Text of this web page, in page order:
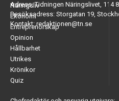
Adress: Tidningen Näringslivet, 114
Besöksadress: Storgatan 19,
Kontakt: redaktionen@tn.se
Näringsliv
Ekonomi
Entreprenörskap
Opinion
Hållbarhet
Utrikes
Krönikor
Quiz